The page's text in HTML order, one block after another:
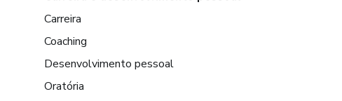
Carreira
Coaching
Desenvolvimento pessoal
Oratória